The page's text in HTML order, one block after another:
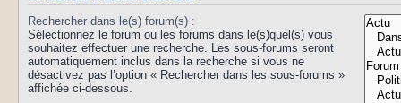
Rechercher dans le(s) forum(s) :
Sélectionnez le forum ou les forums dans le(s)quel(s) vous
souhaitez effectuer une recherche. Les sous-forums seront
automatiquement inclus dans la recherche si vous ne
désactivez pas l’option « Rechercher dans les sous-forums »
affichée ci-dessous.